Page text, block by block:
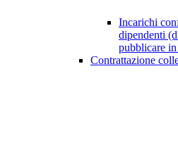
Incarichi
dipendenti
pubblicare
Contrattazione